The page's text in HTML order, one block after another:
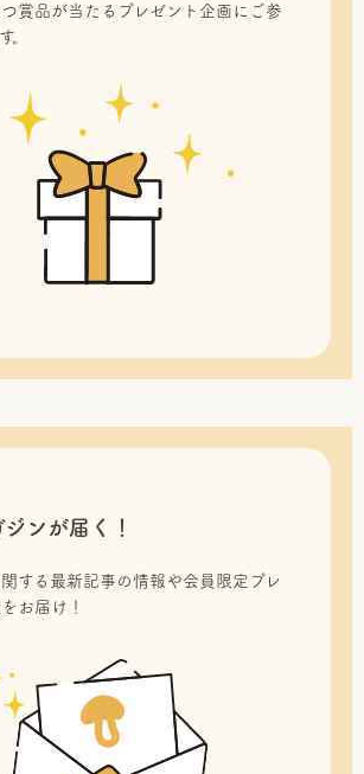
賞品が当たるプレゼント企画にご参
。
ジンが届く！
する最新記事の情報や会員限定プレ
お届け！